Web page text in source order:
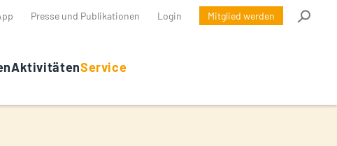
Presse und Publikationen Login Mitglied werden
AktivitätenService